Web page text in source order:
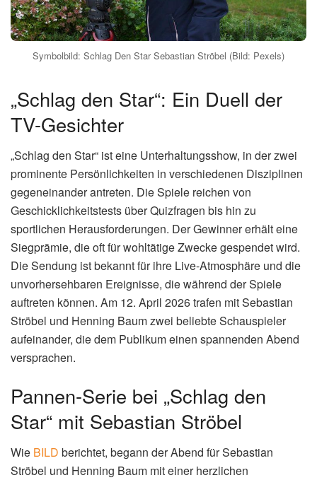
Symbolbild: Schlag Den Star Sebastian Ströbel (Bild: Pexels)
„Schlag den Star“: Ein Duell der
TV-Gesichter
„Schlag den Star“ ist eine Unterhaltungsshow, in der zwei
prominente Persönlichkeiten in verschiedenen Disziplinen
gegeneinander antreten. Die Spiele reichen von
Geschicklichkeitstests über Quizfragen bis hin zu
sportlichen Herausforderungen. Der Gewinner erhält eine
Siegprämie, die oft für wohltätige Zwecke gespendet wird.
Die Sendung ist bekannt für ihre Live-Atmosphäre und die
unvorhersehbaren Ereignisse, die während der Spiele
auftreten können. Am 12. April 2026 trafen mit Sebastian
Ströbel und Henning Baum zwei beliebte Schauspieler
aufeinander, die dem Publikum einen spannenden Abend
versprachen.
Pannen-Serie bei „Schlag den
Star“ mit Sebastian Ströbel
Wie BILD berichtet, begann der Abend für Sebastian
Ströbel und Henning Baum mit einer herzlichen